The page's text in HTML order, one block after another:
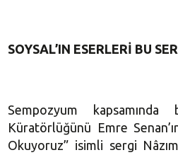
SOYSAL’IN ESERLERİ BU
Sempozyum
Küratörlüğünü Emre
Okuyoruz” isimli sergi